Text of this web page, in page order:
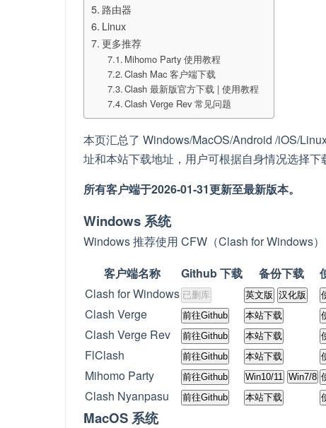
路由器
Linux
更多推荐
Mihomo Party 使用教程
Clash Mac 客户端下载
Clash 最新版官方下载 | 使用教程
Clash Verge Rev 常见问题
本页汇总了 Windows/MacOS/Android /iOS/
址和本站下载地址，用户可根据自身情况选择下
所有客户端于2026-01-31更新至最新版本。
Windows 系统
Windows 推荐使用 CFW（Clash for Windows）
客户端名称
Github 下载 备份下载
Clash for Windows 已删库 英文版 汉化版
Clash Verge 前往Github 本站下载
Clash Verge Rev 前往Github 本站下载
FlClash 前往Github 本站下载
Mihomo Party 前往Github Win10/11 Win7/8
Clash Nyanpasu 前往Github 本站下载
MacOS 系统